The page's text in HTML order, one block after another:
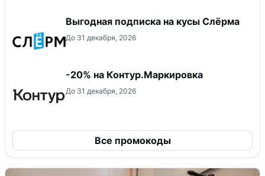
Выгодная подписка на кусы Слёрма
До 31 декабря, 2026
-20% на Контур.Маркировка
До 31 декабря, 2026
Все промокоды